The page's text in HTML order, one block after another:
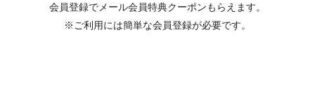
会員登録でメール会員特典クーポンもらえます。
※ご利用には簡単な会員登録が必要です。